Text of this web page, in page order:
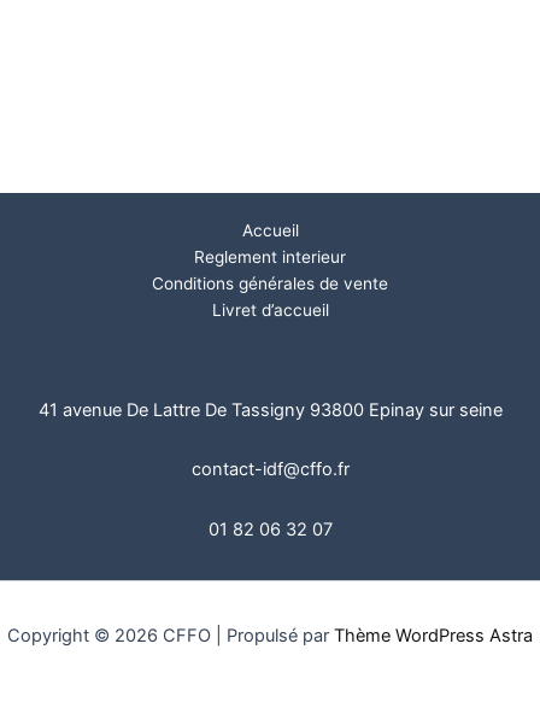
Accueil
Reglement interieur
Conditions générales de vente
Livret d’accueil
41 avenue De Lattre De Tassigny 93800 Epinay sur seine
contact-idf@cffo.fr
01 82 06 32 07
Copyright © 2026 CFFO | Propulsé par Thème WordPress Astra